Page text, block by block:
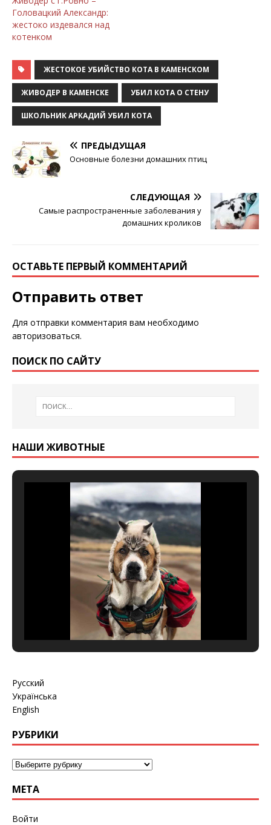
Головацкий Александр:
жестоко издевался над
котенком
ЖЕСТОКОЕ УБИЙСТВО КОТА В КАМЕНСКОМ
ЖИВОДЕР В КАМЕНСКЕ УБИЛ КОТА О СТЕНУ
ШКОЛЬНИК АРКАДИЙ УБИЛ КОТА
ПРЕДЫДУЩАЯ
Основные болезни домашних птиц
СЛЕДУЮЩАЯ
Самые распространенные заболевания у
домашних кроликов
ОСТАВЬТЕ ПЕРВЫЙ КОММЕНТАРИЙ
Отправить ответ
Для отправки комментария вам необходимо
авторизоваться.
ПОИСК ПО САЙТУ
НАШИ ЖИВОТНЫЕ
Русский
Українська
English
РУБРИКИ
МЕТА
Войти